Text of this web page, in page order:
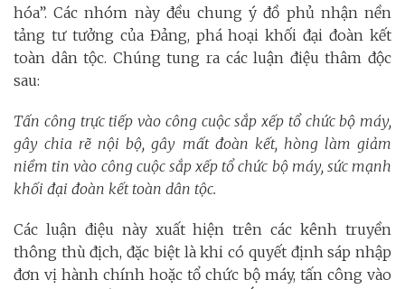
hóa”. Các nhóm này đều chung ý đồ phủ nhận nền
tảng tư tưởng của Đảng, phá hoại khối đại đoàn kết
toàn dân tộc. Chúng tung ra các luận điệu thâm độc
sau:
Tấn công trực tiếp vào công cuộc sắp xếp tổ chức bộ máy,
gây chia rẽ nội bộ, gây mất đoàn kết, hòng làm giảm
niềm tin vào công cuộc sắp xếp tổ chức bộ máy, sức mạnh
khối đại đoàn kết toàn dân tộc.
Các luận điệu này xuất hiện trên các kênh truyền
thông thù địch, đặc biệt là khi có quyết định sáp nhập
đơn vị hành chính hoặc tổ chức bộ máy, tấn công vào